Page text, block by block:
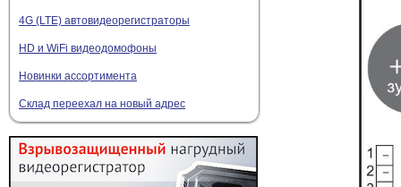
4G (LTE) автовидеорегистраторы
HD и WiFi видеодомофоны
Новинки ассортимента
Склад переехал на новый адрес